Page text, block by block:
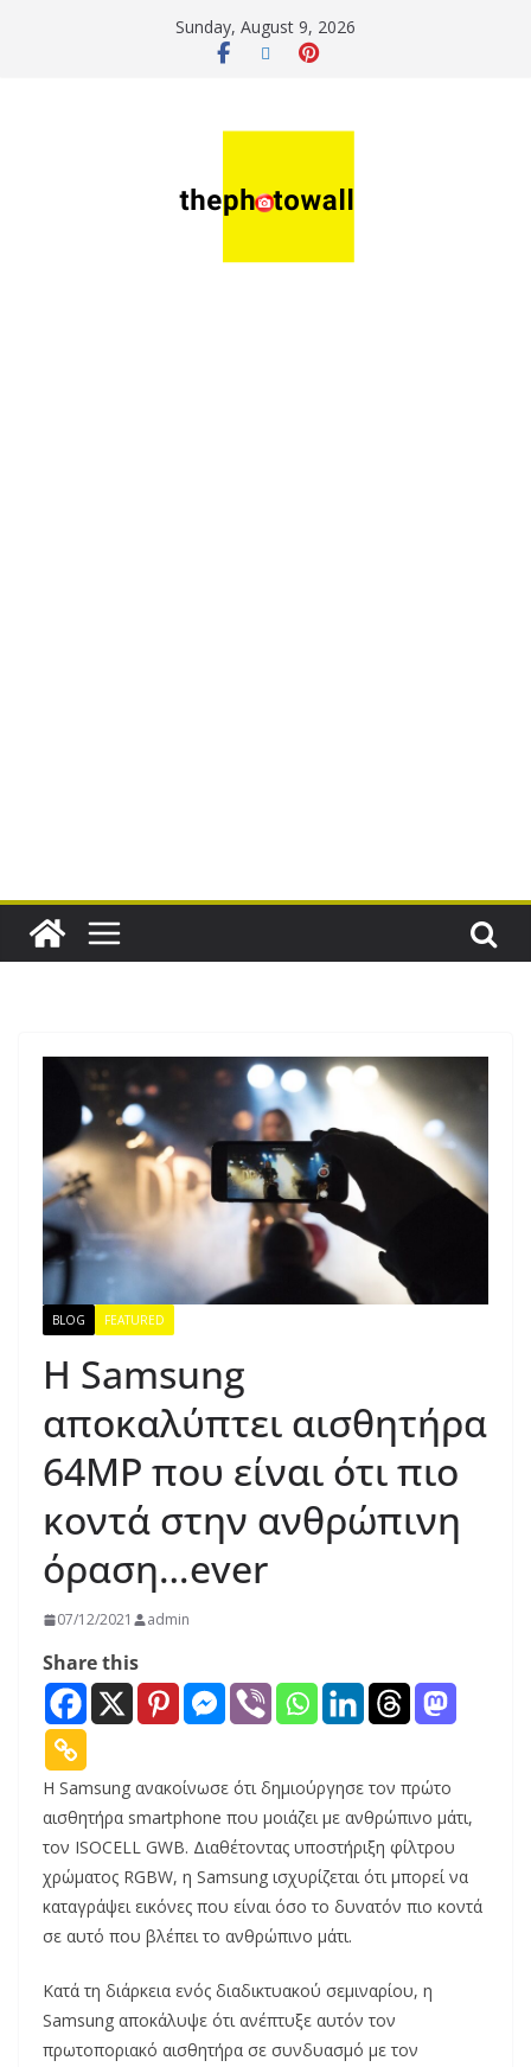
Sunday, August 9, 2026
BLOG FEATURED
Η Samsung
αποκαλύπτει αισθητήρα
64MP που είναι ότι πιο
κοντά στην ανθρώπινη
όραση…ever
07/12/2021 admin
Share this
Η Samsung ανακοίνωσε ότι δημιούργησε τον πρώτο
αισθητήρα smartphone που μοιάζει με ανθρώπινο μάτι,
τον ISOCELL GWB. Διαθέτοντας υποστήριξη φίλτρου
χρώματος RGBW, η Samsung ισχυρίζεται ότι μπορεί να
καταγράψει εικόνες που είναι όσο το δυνατόν πιο κοντά
σε αυτό που βλέπει το ανθρώπινο μάτι.
Κατά τη διάρκεια ενός διαδικτυακού σεμιναρίου, η
Samsung αποκάλυψε ότι ανέπτυξε αυτόν τον
πρωτοποριακό αισθητήρα σε συνδυασμό με τον